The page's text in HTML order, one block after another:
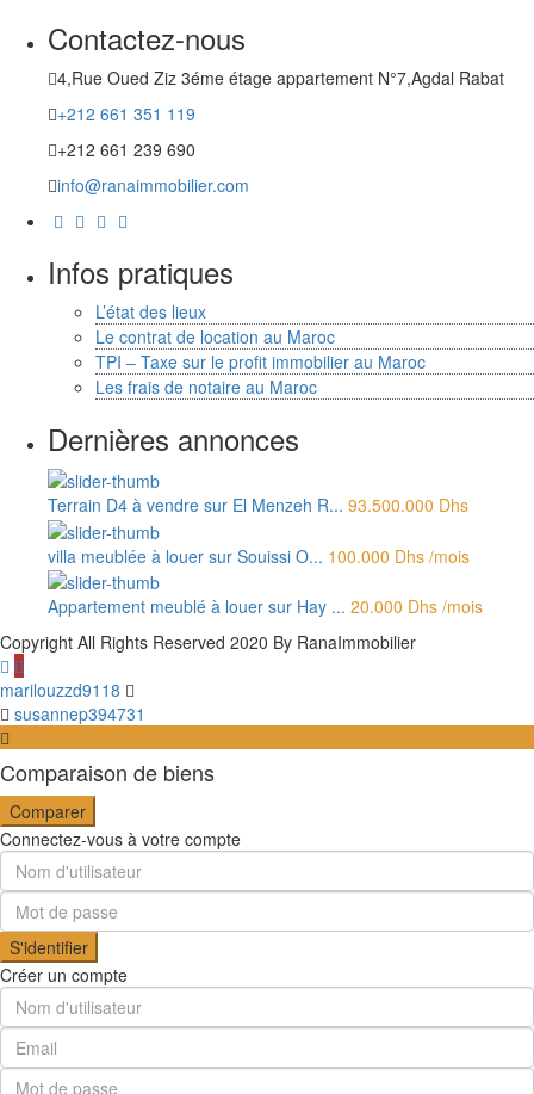
Contactez-nous
4,Rue Oued Ziz 3éme étage appartement N°7,Agdal Rabat
+212 661 351 119
+212 661 239 690
info@ranaimmobilier.com
Infos pratiques
L’état des lieux
Le contrat de location au Maroc
TPI – Taxe sur le profit immobilier au Maroc
Les frais de notaire au Maroc
Dernières annonces
Terrain D4 à vendre sur El Menzeh R... 93.500.000 Dhs
villa meublée à louer sur Souissi O... 100.000 Dhs /mois
Appartement meublé à louer sur Hay ... 20.000 Dhs /mois
Copyright All Rights Reserved 2020 By RanaImmobilier
marilouzzd9118
susannep394731
Comparaison de biens
Comparer
Connectez-vous à votre compte
S'identifier
Créer un compte